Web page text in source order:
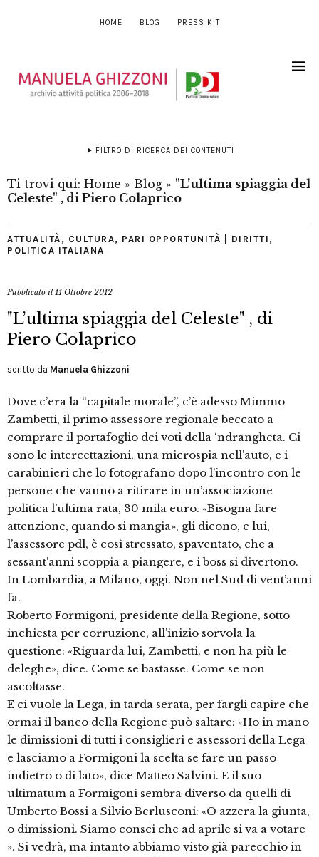
HOME BLOG PRESS KIT
FILTRO DI RICERCA DEI CONTENUTI
Ti trovi qui: Home » Blog » "L’ultima spiaggia del
Celeste" , di Piero Colaprico
ATTUALITÀ , CULTURA, PARI OPPORTUNITÀ | DIRITTI ,
POLITICA ITALIANA
Pubblicato il11 Ottobre 2012
"L’ultima spiaggia del Celeste" , di
Piero Colaprico
scritto da Manuela Ghizzoni
Dove c’era la “capitale morale”, c’è adesso Mimmo
Zambetti, il primo assessore regionale beccato a
comprare il portafoglio dei voti della ‘ndrangheta. Ci
sono le intercettazioni, una microspia nell’auto, e i
carabinieri che lo fotografano dopo l’incontro con le
persone che vanno a ritirare in un’associazione
politica l’ultima rata, 30 mila euro. «Bisogna fare
attenzione, quando si mangia», gli dicono, e lui,
l’assessore pdl, è così stressato, spaventato, che a
sessant’anni scoppia a piangere, e i boss si divertono.
In Lombardia, a Milano, oggi. Non nel Sud di vent’anni
fa.
Roberto Formigoni, presidente della Regione, sotto
inchiesta per corruzione, all’inizio sorvola la
questione: «Riguarda lui, Zambetti, e non ha più le
deleghe», dice. Come se bastasse. Come se non
ascoltasse.
E ci vuole la Lega, in tarda serata, per fargli capire che
ormai il banco della Regione può saltare: «Ho in mano
le dimissioni di tutti i consiglieri e assessori della Lega
e lasciamo a Formigoni la scelta se fare un passo
indietro o di lato», dice Matteo Salvini. E il suo
ultimatum a Formigoni sembra diverso da quelli di
Umberto Bossi a Silvio Berlusconi: «O azzera la giunta,
o dimissioni. Siamo consci che ad aprile si va a votare
». Si vedrà, ma intanto abbiamo visto già parecchio in